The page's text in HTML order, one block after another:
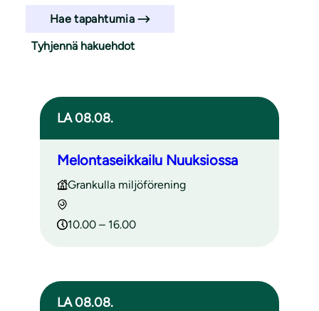
Hae tapahtumia
Tyhjennä hakuehdot
Haun tulokset
LA 08.08.
Melontaseikkailu Nuuksiossa
Grankulla miljöförening
10.00 – 16.00
LA 08.08.